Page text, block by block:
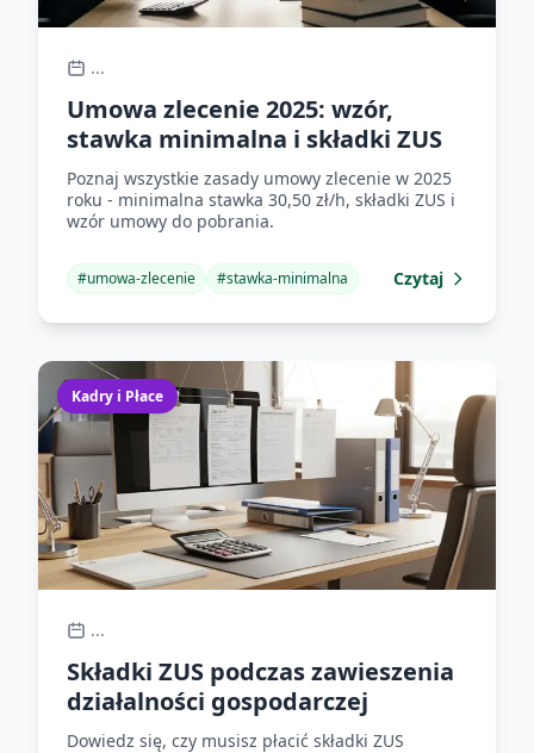
...
Umowa zlecenie 2025: wzór,
stawka minimalna i składki ZUS
Poznaj wszystkie zasady umowy zlecenie w 2025
roku - minimalna stawka 30,50 zł/h, składki ZUS i
wzór umowy do pobrania.
#umowa-zlecenie #stawka-minimalna Czytaj
Kadry i Płace
...
Składki ZUS podczas zawieszenia
działalności gospodarczej
Dowiedz się, czy musisz płacić składki ZUS